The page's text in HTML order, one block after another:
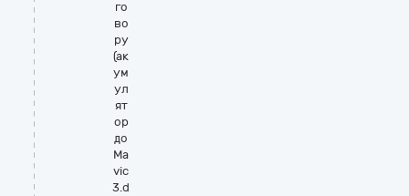
го
во
ру
(ак
ум
ул
ят
ор
до
Ma
vic
3.d